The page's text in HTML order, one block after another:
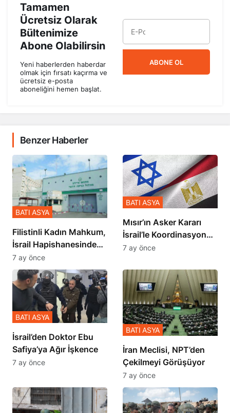
Tamamen
Ücretsiz Olarak
Bültenimize
Abone Olabilirsin
Yeni haberlerden haberdar
olmak için fırsatı kaçırma ve
ücretsiz e-posta
aboneliğini hemen başlat.
ABONE OL
Benzer Haberler
Filistinli Kadın Mahkum,
İsrail Hapishanesindeki
Zulmü Anlattı
BATI ASYA
7 ay önce
Mısır’ın Asker Kararı
İsrail’le Koordinasyon
İçinde Gerçekleşmiş
BATI ASYA
7 ay önce
İsrail’den Doktor Ebu
Safiya’ya Ağır İşkence
BATI ASYA
7 ay önce
İran Meclisi, NPT’den
Çekilmeyi Görüşüyor
BATI ASYA
7 ay önce